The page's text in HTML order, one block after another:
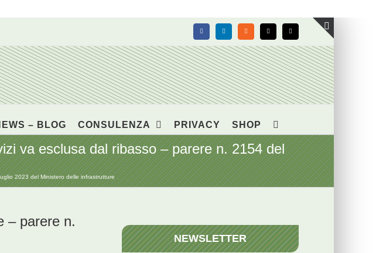
FacebookLinkedIn Rss X Email
– BLOG CONSULENZA PRIVACY SHOP
va esclusa dal ribasso – parere n. 2154 del
2023 del Ministero delle infrastrutture
– parere n.
NEWSLETTER
Toggle
area
barra
scorrevole